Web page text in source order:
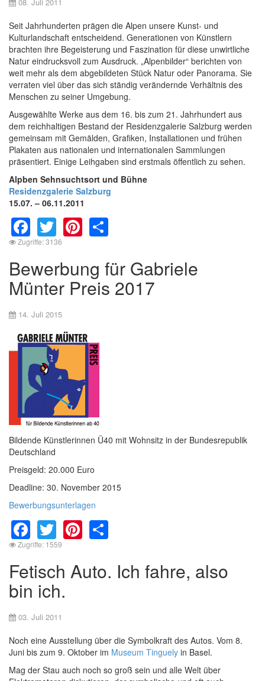
Seit Jahrhunderten prägen die Alpen unsere Kunst- und
Kulturlandschaft entscheidend. Generationen von Künstlern
brachten ihre Begeisterung und Faszination für diese unwirtliche
Natur eindrucksvoll zum Ausdruck. „Alpenbilder“ berichten von
weit mehr als dem abgebildeten Stück Natur oder Panorama. Sie
verraten viel über das sich ständig verändernde Verhältnis des
Menschen zu seiner Umgebung.
Ausgewählte Werke aus dem 16. bis zum 21. Jahrhundert aus
dem reichhaltigen Bestand der Residenzgalerie Salzburg werden
gemeinsam mit Gemälden, Grafiken, Installationen und frühen
Plakaten aus nationalen und internationalen Sammlungen
präsentiert. Einige Leihgaben sind erstmals öffentlich zu sehen.
Alpben Sehnsuchtsort und Bühne
Residenzgalerie Salzburg
15.07. – 06.11.2011
Facebook
TwitterPinterest
Zugriffe: 3136
Bewerbung für Gabriele
Münter Preis 2017
14. Juli 2015
Bildende Künstlerinnen Ü40 mit Wohnsitz in der Bundesrepublik
Deutschland
Preisgeld: 20.000 Euro
Deadline: 30. November 2015
Bewerbungsunterlagen
Facebook
TwitterPinterest
Zugriffe: 1559
Fetisch Auto. Ich fahre, also
bin ich.
03. Juli 2011
Noch eine Ausstellung über die Symbolkraft des Autos. Vom 8.
Juni bis zum 9. Oktober im Museum Tinguely in Basel.
Mag der Stau auch noch so groß sein und alle Welt über